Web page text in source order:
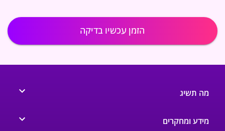
הזמן עכשיו בדיקה
מה תשיג
מידע ומחקרים